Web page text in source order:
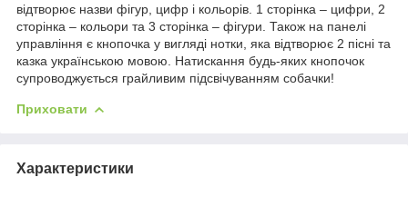
відтворює назви фігур, цифр і кольорів. 1 сторінка – цифри, 2
сторінка – кольори та 3 сторінка – фігури. Також на панелі
управління є кнопочка у вигляді нотки, яка відтворює 2 пісні та
казка українською мовою. Натискання будь-яких кнопочок
супроводжується грайливим підсвічуванням собачки!
Приховати
Характеристики